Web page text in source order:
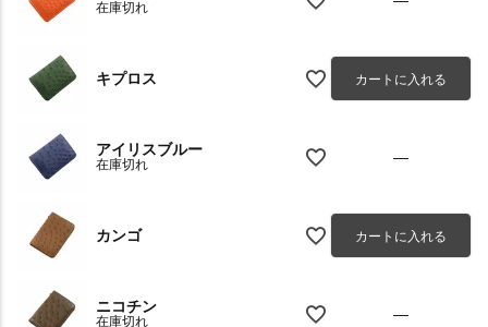
在庫切れ
キプロス カートに入れる
アイリスブルー
在庫切れ —
カンゴ カートに入れる
ニコチン
在庫切れ —